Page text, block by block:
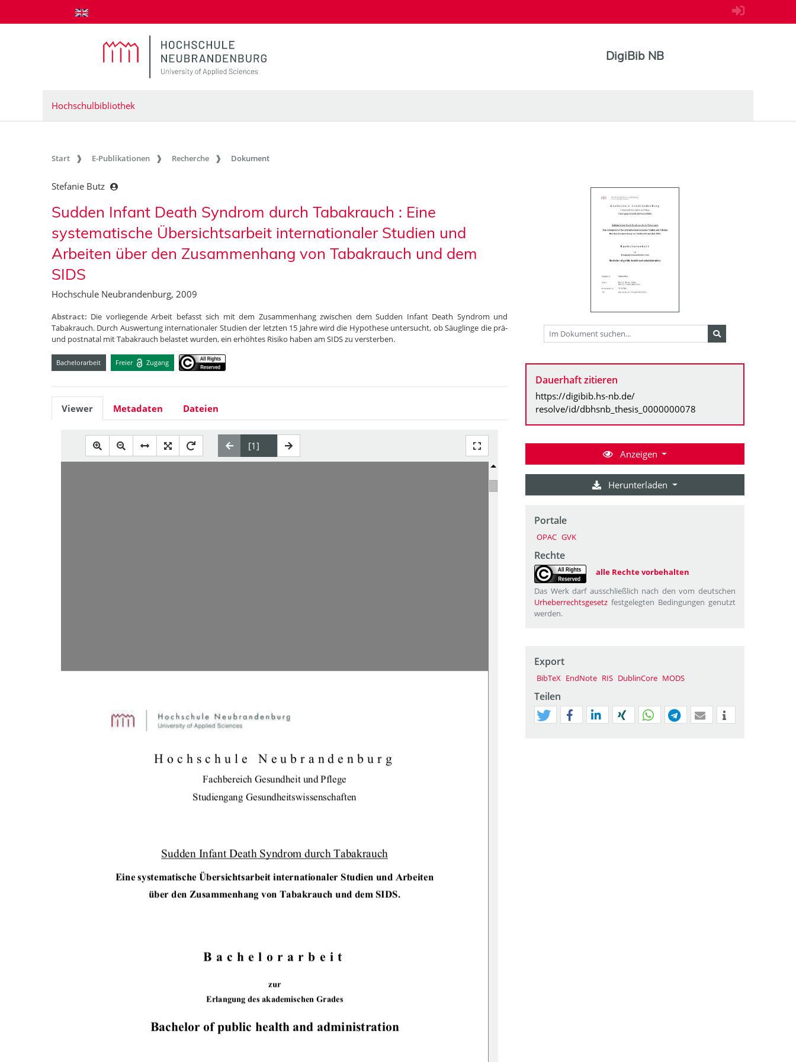
zum Inhalt springen
DigiBib NB
Hochschulbibliothek
Start E-Publikationen Recherche Dokument
Stefanie Butz
Sudden Infant Death Syndrom durch Tabakrauch : Eine
systematische Übersichtsarbeit internationaler Studien und
Arbeiten über den Zusammenhang von Tabakrauch und dem
SIDS
Hochschule Neubrandenburg, 2009
Abstract: Die vorliegende Arbeit befasst sich mit dem Zusammenhang zwischen dem Sudden Infant Death Syndrom und
Tabakrauch. Durch Auswertung internationaler Studien der letzten 15 Jahre wird die Hypothese untersucht, ob Säuglinge die prä-
und postnatal mit Tabakrauch belastet wurden, ein erhöhtes Risiko haben am SIDS zu versterben.
Bachelorarbeit Freier Zugang
Viewer Metadaten Dateien
Hochschule Neubrandenburg
Fachbereich Gesundheit und Pflege
Studiengang Gesundheitswissenschaften
Sudden Infant Death Syndrom durch Tabakrauch
Eine systematische Übersichtsarbeit internationaler Studien und Arbeiten
über den Zusammenhang von Tabakrauch und dem SIDS.
Bachelorarbeit
zur
Erlangung des akademischen Grades
Bachelor of public health and administration
Dauerhaft zitieren
https://digibib.hs-nb.de/
resolve/id/dbhsnb_thesis_0000000078
Anzeigen
Herunterladen
Portale
OPAC GVK
Rechte
alle Rechte vorbehalten
Das Werk darf ausschließlich nach den vom deutschen
Urheberrechtsgesetz festgelegten Bedingungen genutzt
werden.
Export
BibTeX EndNote RIS DublinCore MODS
Teilen